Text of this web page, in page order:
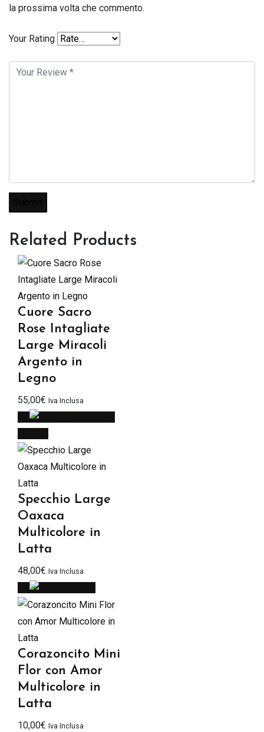
la prossima volta che commento.
Your Rating
Related Products
Cuore Sacro
Rose Intagliate
Large Miracoli
Argento in
Legno
55,00€ Iva Inclusa
Specchio Large
Oaxaca
Multicolore in
Latta
48,00€ Iva Inclusa
Corazoncito Mini
Flor con Amor
Multicolore in
Latta
10,00€ Iva Inclusa